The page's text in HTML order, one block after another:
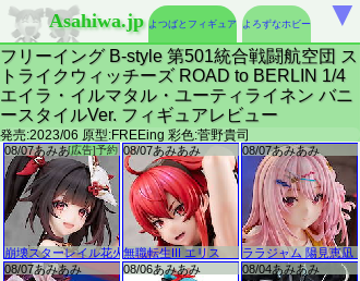
Asahiwa.jp よつばとフィギュア よろずなホビー
フリーイング B-style 第501統合戦闘航空団 ス
トライクウィッチーズ ROAD to BERLIN 1/4
エイラ・イルマタル・ユーティライネン バニ
ースタイルVer. フィギュアレビュー
発売:2023/06 原型:FREEing 彩色:菅野貴司
▼